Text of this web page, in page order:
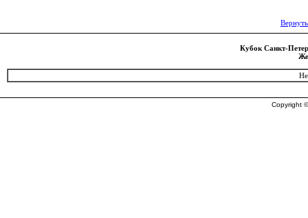
Кубок Санкт-
Copyright